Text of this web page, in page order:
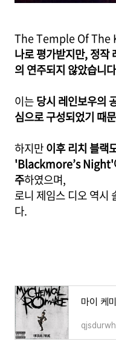
The Temple Of The
나로 평가받지만, 정작
의 연주되지 않았습니
이는당시 레인보우의
심으로 구성되었기 때문
하지만이후 리치 블랙
'Blackmore’s Night'
주하였으며,
로니 제임스 디오 역시
다.